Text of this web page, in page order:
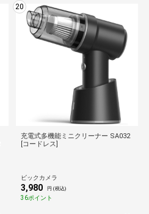
20
充電式多機能ミニクリーナー SA032
[コードレス]
ビックカメラ
3,980 円 (税込)
36ポイント